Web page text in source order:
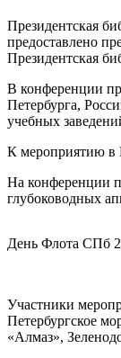
Президентская
предоставлено
Президентская
В конференции
Петербурга,
учебных
К мероприятию в
На конференции
глубоководных
День Флота СПб
Участники
Петербургское
«Алмаз»,